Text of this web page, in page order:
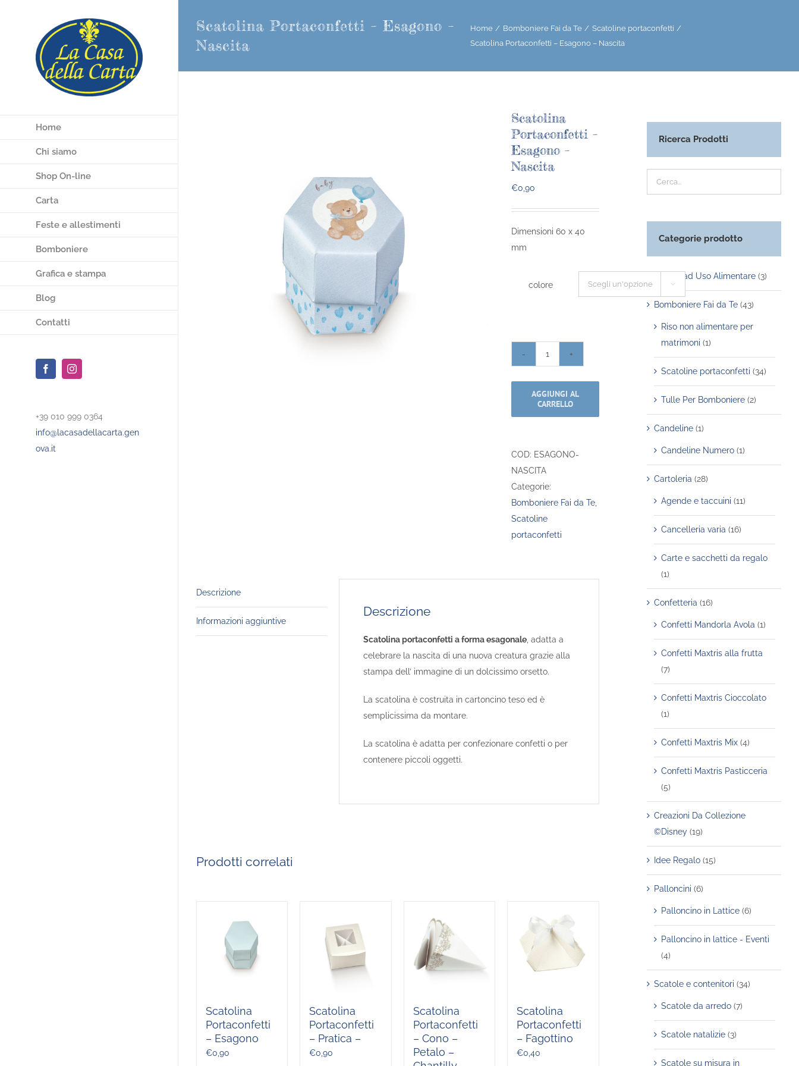
Home
Chi siamo
Shop On-line
Carta
Feste e allestimenti
Bomboniere
Grafica e stampa
Blog
Contatti
FacebookInstagram
+39 010 999 0364
info@lacasadellacarta.gen
ova.it
Scatolina Portaconfetti – Esagono –
Nascita
Home Bomboniere Fai da Te
Scatoline portaconfetti
Scatolina Portaconfetti – Esagono – Nascita
Scatolina
Portaconfetti –
Esagono –
Nascita
€0,90
Dimensioni 60 x 40
mm
colore 
-
Esagono
quantità
AGGIUNGI AL
CARRELLO
COD: ESAGONO-
NASCITA
Categorie:
Bomboniere Fai da Te
Scatoline
portaconfetti
Descrizione
Informazioni aggiuntive
Descrizione
Scatolina portaconfetti a forma esagonale , adatta a
celebrare la nascita di una nuova creatura grazie alla
stampa dell’ immagine di un dolcissimo orsetto.
La scatolina è costruita in cartoncino teso ed è
semplicissima da montare.
La scatolina è adatta per confezionare confetti o per
contenere piccoli oggetti.
Prodotti correlati
Scatolina
Portaconfetti
– Esagono
€0,90
Scatolina
Portaconfetti
– Pratica –
€0,90
Scatolina
Portaconfetti
– Cono –
Petalo –
Scatolina
Portaconfetti
– Fagottino
€0,40
Ricerca Prodotti
Categorie prodotto
Articoli ad Uso Alimentare (3)
Bomboniere Fai da Te (43)
Riso non alimentare per
matrimoni (1)
Scatoline portaconfetti (34)
Tulle Per Bomboniere (2)
Candeline (1)
Candeline Numero (1)
Cartoleria (28)
Agende e taccuini (11)
Cancelleria varia (16)
Carte e sacchetti da regalo
(1)
Confetteria (16)
Confetti Mandorla Avola (1)
Confetti Maxtris alla frutta
(7)
Confetti Maxtris Cioccolato
(1)
Confetti Maxtris Mix (4)
Confetti Maxtris Pasticceria
(5)
Creazioni Da Collezione
©Disney (19)
Idee Regalo (15)
Palloncini (6)
Palloncino in Lattice (6)
Palloncino in lattice - Eventi
(4)
Scatole e contenitori (34)
Scatole da arredo (7)
Scatole natalizie (3)
Scatole su misura in